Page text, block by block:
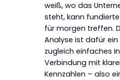
weiß, wo das
steht, kann
für morgen treffen.
Analyse ist dafür
zugleich einfaches
Verbindung mit
Kennzahlen – also